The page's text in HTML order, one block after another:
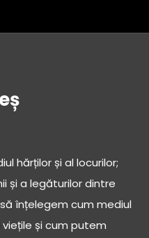
hărților și al locurilor;
și a legăturilor dintre
înțelegem cum mediul
și cum putem